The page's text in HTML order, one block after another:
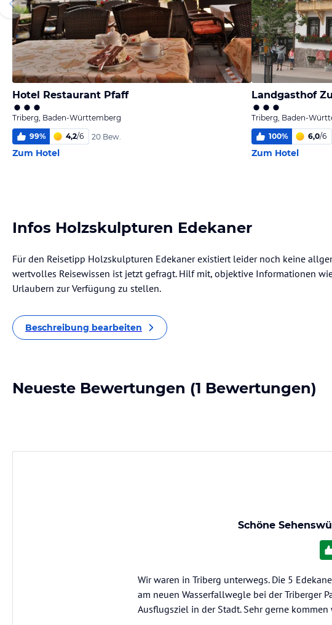
Hotel Restaurant Pfaff
Triberg, Baden-Württemberg
99% 4,2/6 20 Bew.
Zum Hotel
Landgasthof
Triberg, Baden-
100% 6,0/6
Zum Hotel
Infos Holzskulpturen Edekaner
Für den Reisetipp Holzskulpturen Edekaner existiert leider noch keine
wertvolles Reisewissen ist jetzt gefragt. Hilf mit, objektive Informationen
Urlaubern zur Verfügung zu stellen.
Beschreibung bearbeiten
Neueste Bewertungen (1 Bewertungen)
Schöne
Wir waren in Triberg unterwegs. Die 5
am neuen Wasserfallwegle bei der Triberger
Ausflugsziel in der Stadt. Sehr gerne